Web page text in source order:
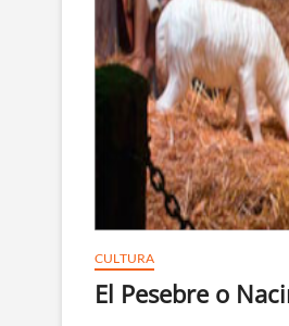
CULTURA
El Pesebre o